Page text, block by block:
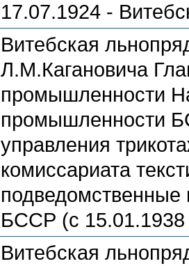
17.07.1924 -
Витебская
Л.М.Кагановича
промышленности
промышленности
управления
комиссариата
подведомственные
БССР (с
Витебская